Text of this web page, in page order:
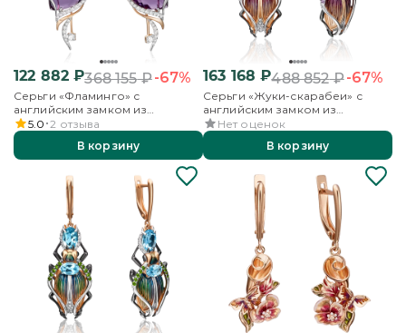
122 882 ₽368 155₽-67%
Серьги «Фламинго» с
английским замком из
красного золота с аметистом,
бесцветными топазами и
эмалью
5.0 2 отзыва
В корзину
163 168 ₽488 852₽-67%
Серьги «Жуки-скарабеи» с
английским замком из
красного золота с миксом
камней и эмалью
Нет оценок
В корзину